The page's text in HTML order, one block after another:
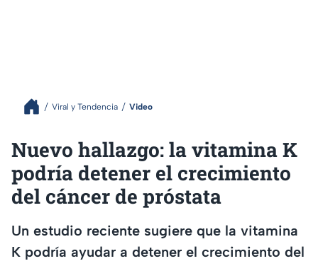
Viral y Tendencia Video
Nuevo hallazgo: la vitamina K
podría detener el crecimiento
del cáncer de próstata
Un estudio reciente sugiere que la vitamina
K podría ayudar a detener el crecimiento del